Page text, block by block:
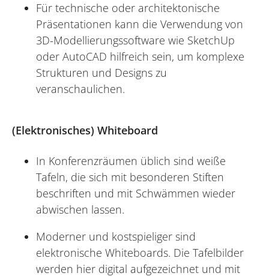
Für technische oder architektonische
Präsentationen kann die Verwendung von
3D-Modellierungssoftware wie SketchUp
oder AutoCAD hilfreich sein, um komplexe
Strukturen und Designs zu
veranschaulichen.
(Elektronisches) Whiteboard
In Konferenzräumen üblich sind weiße
Tafeln, die sich mit besonderen Stiften
beschriften und mit Schwämmen wieder
abwischen lassen.
Moderner und kostspieliger sind
elektronische Whiteboards. Die Tafelbilder
werden hier digital aufgezeichnet und mit